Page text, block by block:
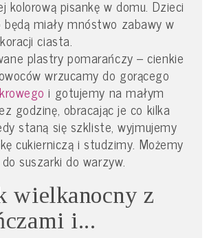
kolorową pisankę w domu. Dzieci
miały mnóstwo zabawy w
ciasta.
plastry pomarańczy – cienkie
wrzucamy do gorącego
i gotujemy na małym
godzinę, obracając je co kilka
staną się szkliste, wyjmujemy
cukierniczą i studzimy. Możemy
suszarki do warzyw.
wielkanocny z
i...